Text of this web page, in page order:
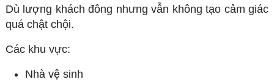
Dù lượng khách đông nhưng vẫn không tạo cảm giác
quá chật chội.
Các khu vực:
Nhà vệ sinh